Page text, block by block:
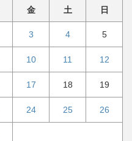
金 土 日
3 4 5
10 11 12
17 18 19
24 25 26